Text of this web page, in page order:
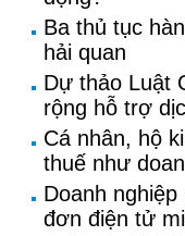
Ba thủ tục
hải quan
Dự thảo Luật
rộng hỗ trợ
Cá nhân, hộ
thuế như
Doanh
đơn điện tử